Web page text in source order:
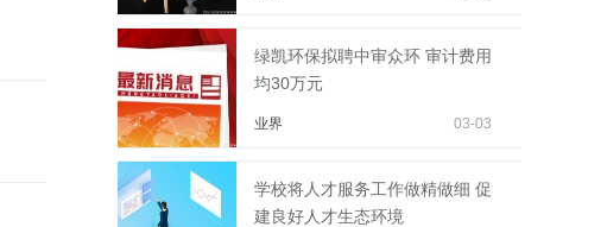
绿凯环保拟聘中审众环 审计费用
均30万元
业界 03-03
学校将人才服务工作做精做细 促
建良好人才生态环境